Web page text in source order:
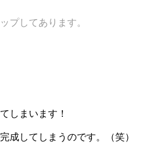
プしてあります。
しまいます！
成してしまうのです。（笑）